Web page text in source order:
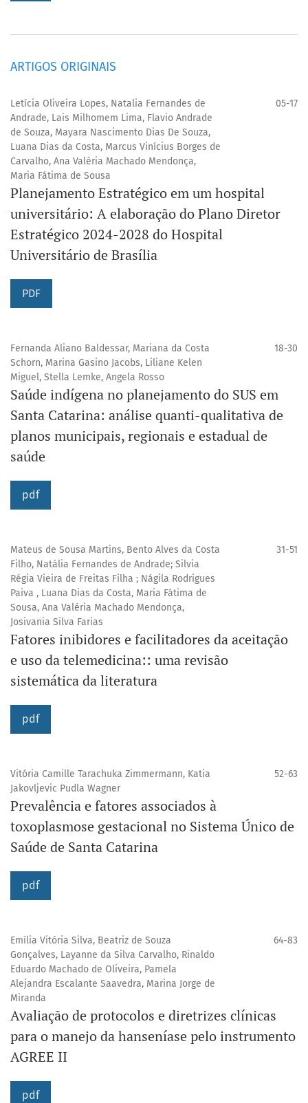
ARTIGOS ORIGINAIS
Letícia Oliveira Lopes, Natalia Fernandes de
Andrade, Lais Milhomem Lima, Flavio Andrade
de Souza, Mayara Nascimento Dias De Souza,
Luana Dias da Costa, Marcus Vinícius Borges de
Carvalho, Ana Valéria Machado Mendonça,
Maria Fátima de Sousa
05-17
Planejamento Estratégico em um hospital
universitário: A elaboração do Plano Diretor
Estratégico 2024-2028 do Hospital
Universitário de Brasília
PDF
Fernanda Aliano Baldessar, Mariana da Costa
Schorn, Marina Gasino Jacobs, Liliane Kelen
Miguel, Stella Lemke, Angela Rosso
18-30
Saúde indígena no planejamento do SUS em
Santa Catarina: análise quanti-qualitativa de
planos municipais, regionais e estadual de
saúde
pdf
Mateus de Sousa Martins, Bento Alves da Costa
Filho, Natália Fernandes de Andrade; Silvia
Régia Vieira de Freitas Filha ; Nágila Rodrigues
Paiva , Luana Dias da Costa, Maria Fátima de
Sousa, Ana Valéria Machado Mendonça,
Josivania Silva Farias
31-51
Fatores inibidores e facilitadores da aceitação
e uso da telemedicina:: uma revisão
sistemática da literatura
pdf
Vitória Camille Tarachuka Zimmermann, Katia
Jakovljevic Pudla Wagner
52-63
Prevalência e fatores associados à
toxoplasmose gestacional no Sistema Único de
Saúde de Santa Catarina
pdf
Emília Vitória Silva, Beatriz de Souza
Gonçalves, Layanne da Silva Carvalho, Rinaldo
Eduardo Machado de Oliveira, Pamela
Alejandra Escalante Saavedra, Marina Jorge de
Miranda
64-83
Avaliação de protocolos e diretrizes clínicas
para o manejo da hanseníase pelo instrumento
AGREE II
pdf